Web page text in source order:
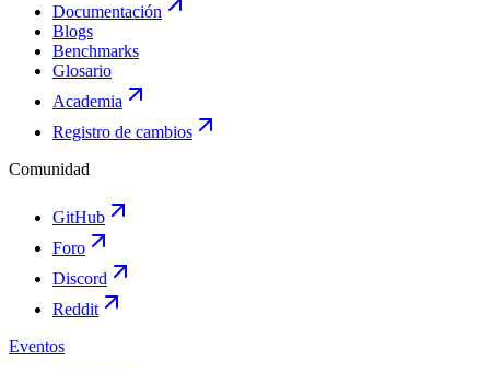
Documentación
Blogs
Benchmarks
Glosario
Academia
Registro de cambios
Comunidad
GitHub
Foro
Discord
Reddit
Eventos